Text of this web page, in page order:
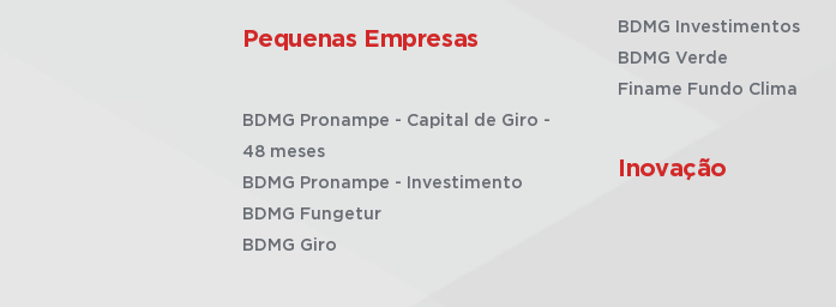
Pequenas Empresas
BDMG Pronampe - Capital de Giro -
48 meses
BDMG Pronampe - Investimento
BDMG Fungetur
BDMG Giro
BDMG Investimentos
BDMG Verde
Finame Fundo Clima
Inovação